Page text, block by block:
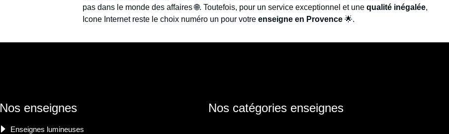
pas dans le monde des affaires 🌐. Toutefois, pour un service exceptionnel et unequalité inégalée,
Icone Internet reste le choix numéro un pour votreenseigne en Provence 🌟.
Nos enseignes
Enseignes lumineuses
Nos catégories enseignes